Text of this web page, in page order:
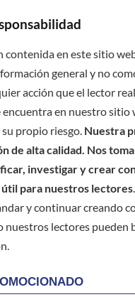
contenida en este sitio
general y no
acción que el lector
en nuestro sitio
propio riesgo. Nuestra
de alta calidad. Nos
investigar y crear
para nuestros lectores
y continuar creando
nuestros lectores pueden